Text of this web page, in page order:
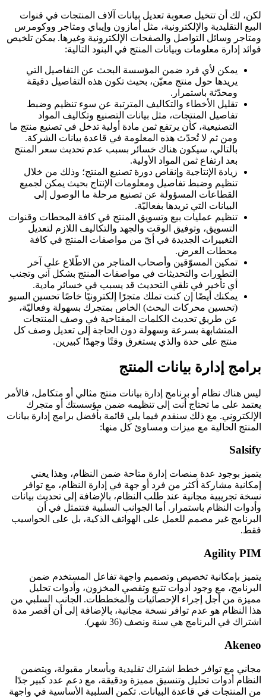
لكن، لك أن تتخيل صعوبة تعديل بيانات آلاف المنتجات في قنوات
البيع التقليدية والإلكترونية، مثل أمازون وإيباي ومتاجر ووكومرس
ومتاجر وسائل التواصل والصفحات الإلكترونية وغيرها. يمكن تلخيص
فوائد إدارة معلومات وبيانات المنتج في البنود التالية:
يمكن لأي فرد ضمن المؤسسة البحث عن التفاصيل التي
يريدها حول منتج معيّن، بحيث تكون هذه التفاصيل دقيقة
ومحدّثة باستمرار.
تقليل الأخطاء والتكاليف المترتبة عن سوء تنظيم وضبط
تفاصيل المنتجات، مثل بيانات التصنيع وتكاليف المواد
التصنيعية، كأن يرتفع ثمن مادة أولية تدخل في تصنيع منتج ما
ومن ثم لا تُحدّث هذه المعلومة في قاعدة بيانات الشركة.
بالتالي، سيكون هناك خسائر بسبب عدم تحديث سعر المنتج
بعد ارتفاع ثمن المواد الأولية.
زيادة الإنتاجية وإنقاص دورة تصنيع المنتج؛ وذلك من خلال
تنظيم وضبط تفاصيل ومعلومات الإنتاج بحيث يمكن لجميع
القطاعات المسؤولة عن تصنيع مرحلة ما الوصول إلى
البيانات التي تريدها بفعاليّة.
تنظيم عمليات بيع وتسويق المنتج في كافة المحطات وقنوات
التسويق، وتوفيق الوقت والجهد والتكاليف اللازم لتعديل
التغييرات الجديدة في أيّ من مواصفات المنتج في كافة
محطات العرض.
تمكين المسوّقين وأصحاب المتاجر من الاطّلاع على آخر
التطورات والتحديثات في مواصفات المنتج بشكل آني وتجنب
أي تأخير في تلقي التحديث قد يسبب في خسائر مادية.
يمكنك أيضًا إن كنت تملك متجرًا إلكترونيًا خاصًا تحسين السيو
(تحسين محركات البحث) الخاص بمتجرك بسهولة وفعاليّة،
عن طريق تحديث الكلمات المفتاحية في وصف المنتجات
المتشابهة بسرعة وسهولة دون الحاجة إلى تعديل وصف كل
منتج على حدة والذي يستغرق وقتًا وجهدًا كبيرين.
برامج إدارة بيانات المنتج
ليس هناك نظام أو برنامج إدارة بيانات منتج مثالي أو متكامل، فالأمر
يعتمد على ما تحتاج أنت إلى تنظيمه ضمن مؤسستك أو متجرك
الإلكتروني. مع ذلك سنقدم فيما يلي قائمة بأفضل برامج إدارة بيانات
المنتج الحالية مع ميزات ومساوئ كل منها:
Salsify
يتميز بوجود عدة منصات إدارة متاحة ضمن النظام، وهذا يعني
إمكانية مشاركة أكثر من فرد أو جهة في إدارة النظام، مع توافر
نسخة تجريبية مجانية عند طلب النظام، بالإضافة إلى تحديث بيانات
وأدوات النظام باستمرار. أما الجوانب السلبية فتتمثل في أن
البرنامج غير مصمم للعمل على الهواتف الذكية، بل على الحواسيب
فقط.
Agility PIM
يتميز بإمكانية تخصيص وتصميم واجهة تفاعل المستخدم ضمن
البرنامج، مع وجود أدوات تتبع وتقصي المخزون، وأدوات تحليل
مميزة من أجل إجراء الإحصائيات والمخططات. الجانب السلبي من
هذا النظام هو عدم توافر نسخة مجانية، بالإضافة إلى أن أقصر مدة
اشتراك في البرنامج هي سنة ونصف (36 شهر).
Akeneo
مجاني مع توافر خطط اشتراك تقليدية وبأسعار مقبولة، ويتضمن
النظام أدوات تحليل وتنسيق مميزة ودقيقة، مع دعم عدد كبير جدًا
من المنتجات في قاعدة البيانات. تكمن السلبية الأساسية في واجهة